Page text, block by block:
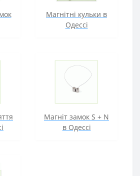
Магнітні кульки в
Одессі
Магніт замок S + N
в Одессі